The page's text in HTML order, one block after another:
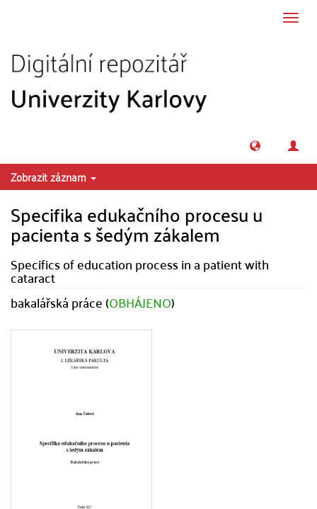
Zobrazit záznam
Specifika edukačního procesu u
pacienta s šedým zákalem
Specifics of education process in a patient with
cataract
bakalářská práce (OBHÁJENO)